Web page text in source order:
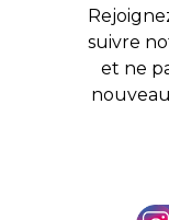
suivre
et ne